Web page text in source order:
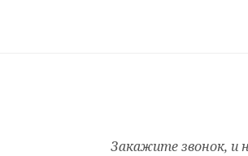
Закажите звонок, и